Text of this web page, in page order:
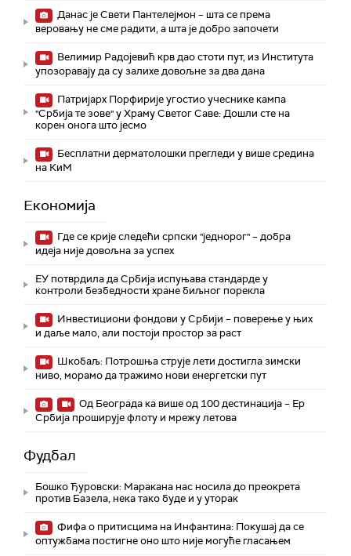
Данас је Свети Пантелејмон – шта се према
веровању не сме радити, а шта је добро започети
Велимир Радојевић крв дао стоти пут, из Института
упозоравају да су залихе довољне за два дана
Патријарх Порфирије угостио учеснике кампа
"Србија те зове" у Храму Светог Саве: Дошли сте на
корен онога што јесмо
Бесплатни дерматолошки прегледи у више средина
на КиМ
Економија
Где се крије следећи српски "једнорог" – добра
идеја није довољна за успех
ЕУ потврдила да Србија испуњава стандарде у
контроли безбедности хране биљног порекла
Инвестициони фондови у Србији – поверење у њих
и даље мало, али постоји простор за раст
Шкобаљ: Потрошња струје лети достигла зимски
ниво, морамо да тражимо нови енергетски пут
Од Београда ка више од 100 дестинација – Ер
Србија проширује флоту и мрежу летова
Фудбал
Бошко Ђуровски: Маракана нас носила до преокрета
против Базела, нека тако буде и у уторак
Фифа о притисцима на Инфантина: Покушај да се
оптужбама постигне оно што није могуће гласањем